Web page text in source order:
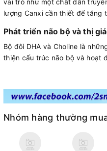
vai trò như một chất dẫn
lượng Canxi cần thiết để tăng
Phát triển não bộ và thị
Bộ đôi DHA và Choline là
thiện cấu trúc não bộ và hoạt
Nhóm hàng thường